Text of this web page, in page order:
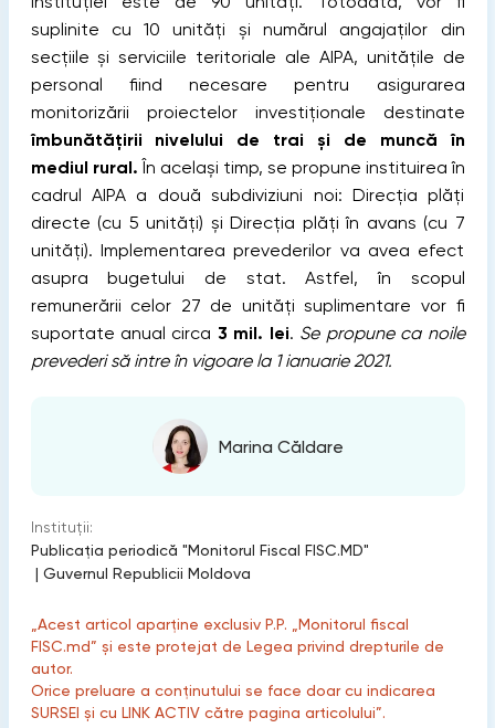
suplinite cu 10 unități și numărul angajaților din
secțiile și serviciile teritoriale ale AIPA, unitățile de
personal fiind necesare pentru asigurarea
monitorizării proiectelor investiționale destinate
îmbunătățirii nivelului de trai și de muncă în
mediul rural. În același timp, se propune instituirea în
cadrul AIPA a două subdiviziuni noi: Direcția plăți
directe (cu 5 unități) și Direcția plăți în avans (cu 7
unități). Implementarea prevederilor va avea efect
asupra bugetului de stat. Astfel, în scopul
remunerării celor 27 de unități suplimentare vor fi
suportate anual circa 3 mil. lei. Se propune ca noile
prevederi să intre în vigoare la 1 ianuarie 2021.
Marina Căldare
Instituții:
Publicaţia periodică "Monitorul Fiscal FISC.MD"
| Guvernul Republicii Moldova
„Acest articol aparține exclusiv P.P. „Monitorul fiscal
FISC.md” și este protejat de Legea privind drepturile de
autor.
Orice preluare a conținutului se face doar cu indicarea
SURSEI și cu LINK ACTIV către pagina articolului”.